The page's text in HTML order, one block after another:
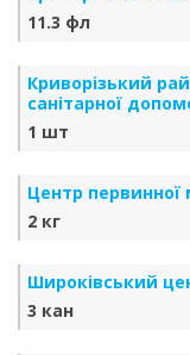
11.3 фл
Криворізький
санітарної
1 шт
Центр
2 кг
Широківський
3 кан